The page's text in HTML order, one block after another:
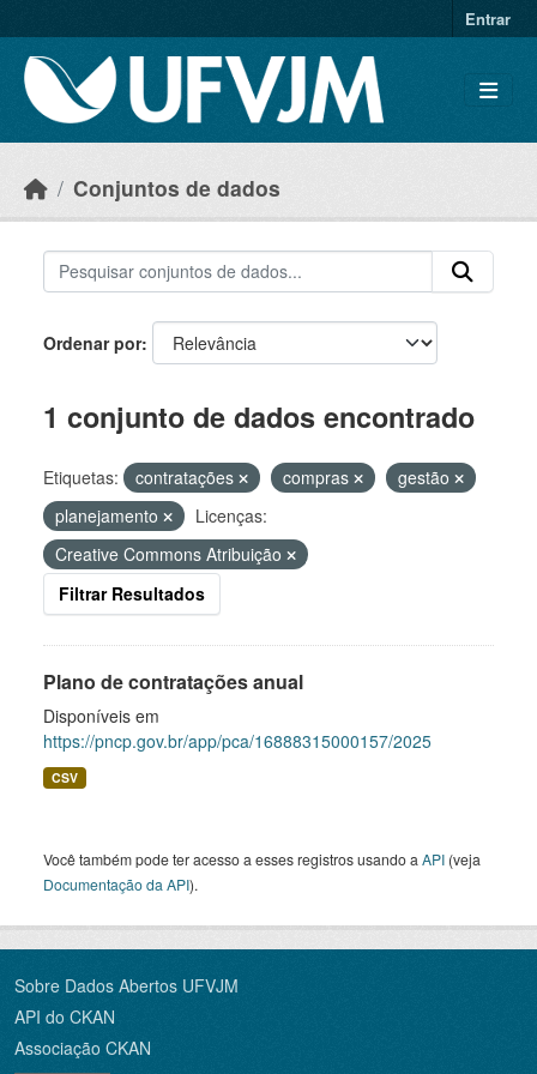
Entrar
Conjuntos de dados
Ordenar por
1 conjunto de dados encontrado
Etiquetas: contratações compras
gestão
planejamento
Licenças:
Creative Commons Atribuição
Filtrar Resultados
Plano de contratações anual
Disponíveis em
https://pncp.gov.br/app/pca/16888315000157/2025
CSV
Você também pode ter acesso a esses registros usando a API (veja
Documentação da API).
Sobre Dados Abertos UFVJM
API do CKAN
Associação CKAN